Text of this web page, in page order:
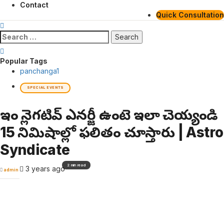
Contact
Quick Consultation
Search
for:
Popular Tags
panchanga1
SPECIAL EVENTS
ఇంట్లో నెగటివ్ ఎనర్జీ ఉంటె ఇలా చెయ్యండి
15 నిమిషాల్లో ఫలితం చూస్తారు | Astro
Syndicate
admin 3 years ago2 min read